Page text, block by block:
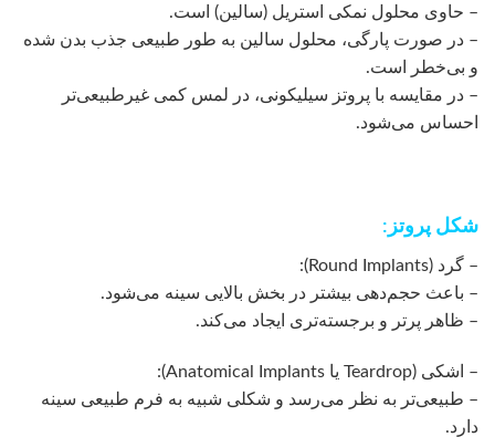
– حاوی محلول نمکی استریل (سالین) است.
– در صورت پارگی، محلول سالین به طور طبیعی جذب بدن شده
و بی‌خطر است.
– در مقایسه با پروتز سیلیکونی، در لمس کمی غیرطبیعی‌تر
احساس می‌شود.
شکل پروتز:
– گرد (Round Implants):
– باعث حجم‌دهی بیشتر در بخش بالایی سینه می‌شود.
– ظاهر پرتر و برجسته‌تری ایجاد می‌کند.
– اشکی (Teardrop یا Anatomical Implants):
– طبیعی‌تر به نظر می‌رسد و شکلی شبیه به فرم طبیعی سینه
دارد.